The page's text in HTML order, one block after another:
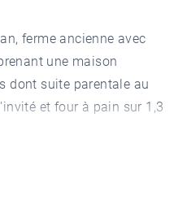
ferme ancienne avec
une maison
dont suite parentale au
et four à pain sur 1,3
Tennis.